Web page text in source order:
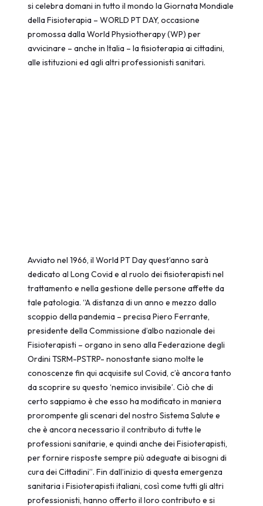
si celebra domani in tutto il mondo la Giornata Mondiale
della Fisioterapia – WORLD PT DAY, occasione
promossa dalla World Physiotherapy (WP) per
avvicinare – anche in Italia – la fisioterapia ai cittadini,
alle istituzioni ed agli altri professionisti sanitari.
Avviato nel 1966, il World PT Day quest’anno sarà
dedicato al Long Covid e al ruolo dei fisioterapisti nel
trattamento e nella gestione delle persone affette da
tale patologia. “A distanza di un anno e mezzo dallo
scoppio della pandemia – precisa Piero Ferrante,
presidente della Commissione d’albo nazionale dei
Fisioterapisti – organo in seno alla Federazione degli
Ordini TSRM-PSTRP- nonostante siano molte le
conoscenze fin qui acquisite sul Covid, c’è ancora tanto
da scoprire su questo ‘nemico invisibile’. Ciò che di
certo sappiamo è che esso ha modificato in maniera
prorompente gli scenari del nostro Sistema Salute e
che è ancora necessario il contributo di tutte le
professioni sanitarie, e quindi anche dei Fisioterapisti,
per fornire risposte sempre più adeguate ai bisogni di
cura dei Cittadini”. Fin dall’inizio di questa emergenza
sanitaria i Fisioterapisti italiani, così come tutti gli altri
professionisti, hanno offerto il loro contributo e si